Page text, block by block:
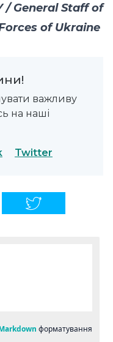
General Staff of
of Ukraine
важливу
на наші
Twitter